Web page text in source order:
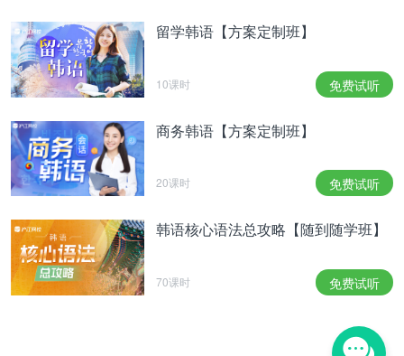
道：“为了更好的宣传咖啡店所以开设了账号，没想
到给很多人带来了不便，对此我感到很抱歉。因为曾
有咖啡店打工的经验，所以就自告奋勇表示可以把账
号运营好。那一位并没有给我开咖啡馆，我也没有得
到咖啡馆的任何收益。”
럽스타그램과 커플링을 했다는 의혹에 대해서도 "올
라온 사진 모두 비슷한 디자인일 뿐 커플링이 아니
다"라며 "해시태그와 게시물 내용 전부 협찬 업체 쪽
고 설명했다.
对于ins秀恩爱和情侣戒指的传言，她也解释道：“网
上的照片都只是相似的款式，并非情侣戒指。标签和
贴文都是赞助方要求发的，所以没有办法修改。”
留学韩语【方案定制班】
10课时 免费试听
商务韩语【方案定制班】
20课时 免费试听
韩语核心语法总攻略【随到随学班】
70课时 免费试听